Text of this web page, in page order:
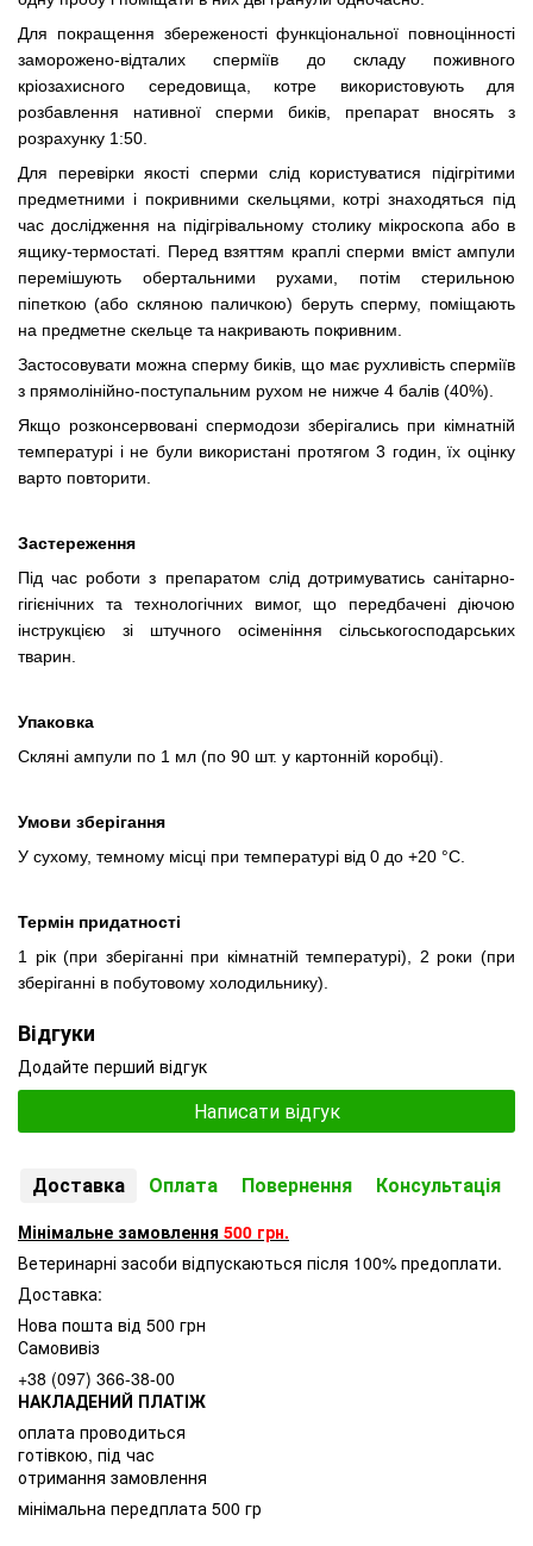
Для покращення збереженості функціональної повноцінності
заморожено-відталих сперміїв до складу поживного
кріозахисного середовища, котре використовують для
розбавлення нативної сперми биків, препарат вносять з
розрахунку 1:50.
Для перевірки якості сперми слід користуватися підігрітими
предметними і покривними скельцями, котрі знаходяться під
час дослідження на підігрівальному столику мікроскопа або в
ящику-термостаті. Перед взяттям краплі сперми вміст ампули
перемішують обертальними рухами, потім стерильною
піпеткою (або скляною паличкою) беруть сперму, поміщають
на предметне скельце та накривають покривним.
Застосовувати можна сперму биків, що має рухливість сперміїв
з прямолінійно-поступальним рухом не нижче 4 балів (40%).
Якщо розконсервовані спермодози зберігались при кімнатній
температурі і не були використані протягом 3 годин, їх оцінку
варто повторити.
Застереження
Під час роботи з препаратом слід дотримуватись санітарно-
гігієнічних та технологічних вимог, що передбачені діючою
інструкцією зі штучного осіменіння сільськогосподарських
тварин.
Упаковка
Скляні ампули по 1 мл (по 90 шт. у картонній коробці).
Умови зберігання
У сухому, темному місці при температурі від 0 до +20 °С.
Термін придатності
1 рік (при зберіганні при кімнатній температурі), 2 роки (при
зберіганні в побутовому холодильнику).
Відгуки
Додайте перший відгук
Написати відгук
Доставка Оплата Повернення Консультація
Мінімальне замовлення 500 грн.
Ветеринарні засоби відпускаються після 100% предоплати.
Доставка:
Нова пошта від 500 грн
Самовивіз
+38 (097) 366-38-00
НАКЛАДЕНИЙ ПЛАТІЖ
оплата проводиться
готівкою, під час
отримання замовлення
мінімальна передплата 500 гр